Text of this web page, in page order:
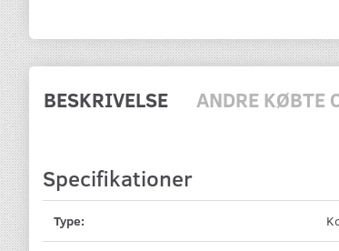
BESKRIVELSE ANDRE KØBTE
Specifikationer
Type: